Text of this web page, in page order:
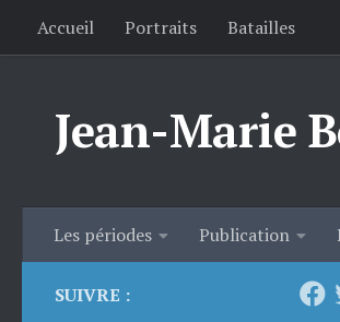
Skip to content
Accueil Portraits Batailles
Jean-Marie
Les périodes Publication
SUIVRE :